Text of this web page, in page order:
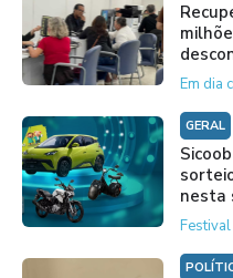
Em dia
GERAL
nesta